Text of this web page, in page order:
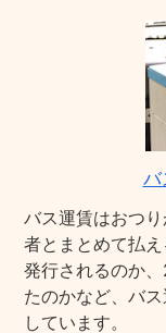
バ
バス運賃はおつ
者とまとめて払
発行されるのか
たのかなど、バ
しています。